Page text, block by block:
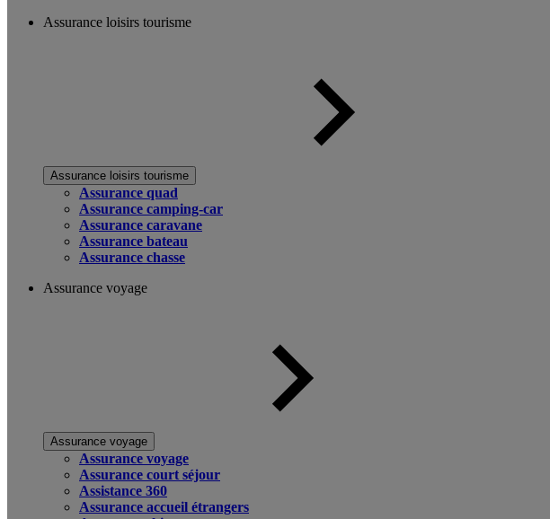
Assurance loisirs tourisme
Assurance loisirs tourisme
Assurance quad
Assurance camping-car
Assurance caravane
Assurance bateau
Assurance chasse
Assurance voyage
Assurance voyage
Assurance voyage
Assurance court séjour
Assistance 360
Assurance accueil étrangers